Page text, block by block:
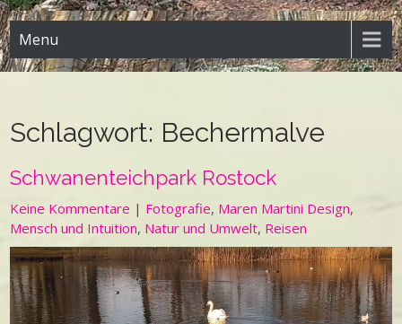
Menu
Schlagwort: Bechermalve
Schwanenteichpark Rostock
Keine Kommentare | Fotografie, Maren Martini Design,
Mensch und Intuition, Natur und Umwelt, Reisen